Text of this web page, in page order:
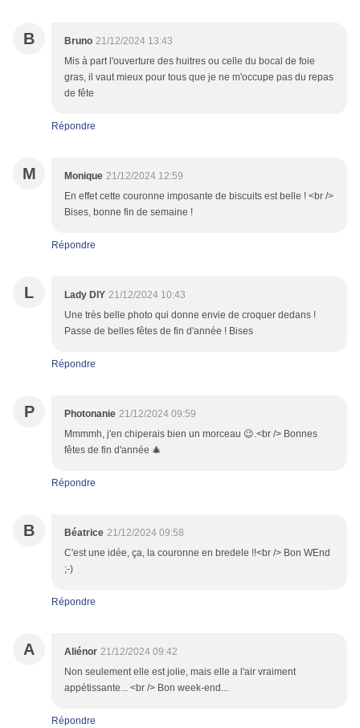
B Bruno 21/12/2024 13:43
Mis à part l'ouverture des huitres ou celle du bocal de foie
gras, il vaut mieux pour tous que je ne m'occupe pas du repas
de fête
Répondre
M Monique 21/12/2024 12:59
En effet cette couronne imposante de biscuits est belle ! <br />
Bises, bonne fin de semaine !
Répondre
L Lady DIY 21/12/2024 10:43
Une très belle photo qui donne envie de croquer dedans !
Passe de belles fêtes de fin d'année ! Bises
Répondre
P Photonanie 21/12/2024 09:59
Mmmmh, j'en chiperais bien un morceau 😉.<br /> Bonnes
fêtes de fin d'année 🎄
Répondre
B Béatrice 21/12/2024 09:58
C'est une idée, ça, la couronne en bredele !!<br /> Bon WEnd
;-)
Répondre
A Aliénor 21/12/2024 09:42
Non seulement elle est jolie, mais elle a l'air vraiment
appétissante... <br /> Bon week-end...
Répondre